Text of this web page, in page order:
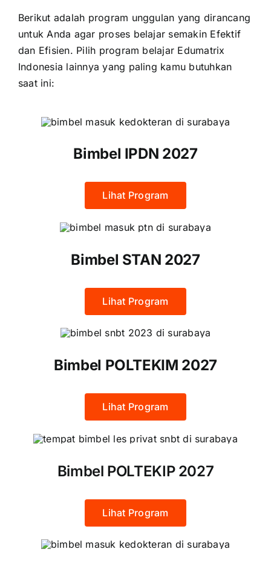
Berikut adalah program unggulan yang dirancang
untuk Anda agar proses belajar semakin Efektif
dan Efisien. Pilih program belajar Edumatrix
Indonesia lainnya yang paling kamu butuhkan
saat ini:
Bimbel IPDN 2027
Lihat Program
Bimbel STAN 2027
Lihat Program
Bimbel POLTEKIM 2027
Lihat Program
Bimbel POLTEKIP 2027
Lihat Program